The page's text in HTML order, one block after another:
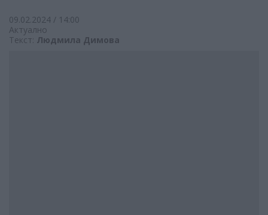
09.02.2024 / 14:00
Актуално
Текст: Людмила Димова